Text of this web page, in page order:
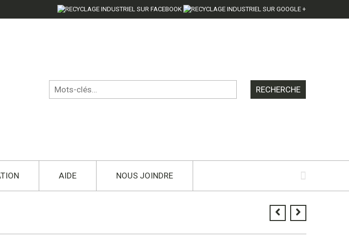
AIDE NOUS JOINDRE